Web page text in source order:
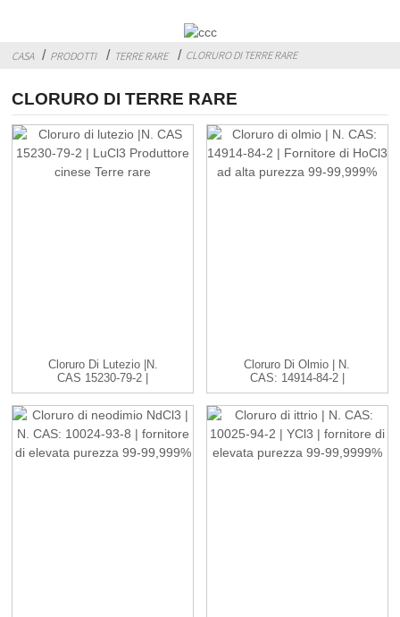
CASA PRODOTTI TERRE RARE CLORURO DI TERRE RARE
CLORURO DI TERRE RARE
Cloruro Di Lutezio |N.
CAS 15230-79-2 |
LuCl3C...
Cloruro Di Olmio | N.
CAS: 14914-84-2 |
HoCl3 ...